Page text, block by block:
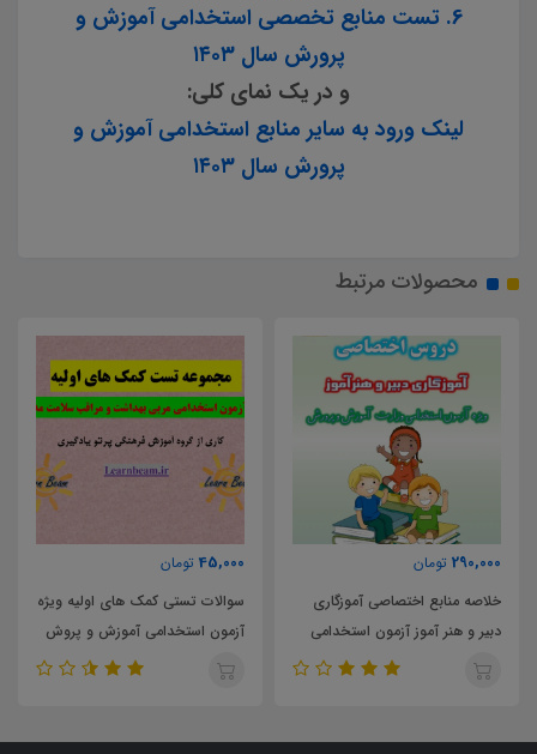
6. تست منابع تخصصی استخدامی آموزش و
پرورش سال ۱۴۰۳
و در یک نمای کلی:
لینک ورود به سایر منابع استخدامی آموزش و
پرورش سال ۱۴۰۳
محصولات مرتبط
290,000 تومان
خلاصه منابع اختصاصی آموزگاری
دبیر و هنر آموز آزمون استخدامی
آموزش و پرورش
45,000 تومان
سوالات تستی کمک های اولیه ویژه
آزمون استخدامی آموزش و پروش
سال 1403